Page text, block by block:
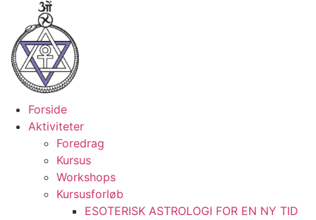
indhold
Forside
Aktiviteter
Foredrag
Kursus
Workshops
Kursusforløb
ESOTERISK ASTROLOGI FOR EN NY TID